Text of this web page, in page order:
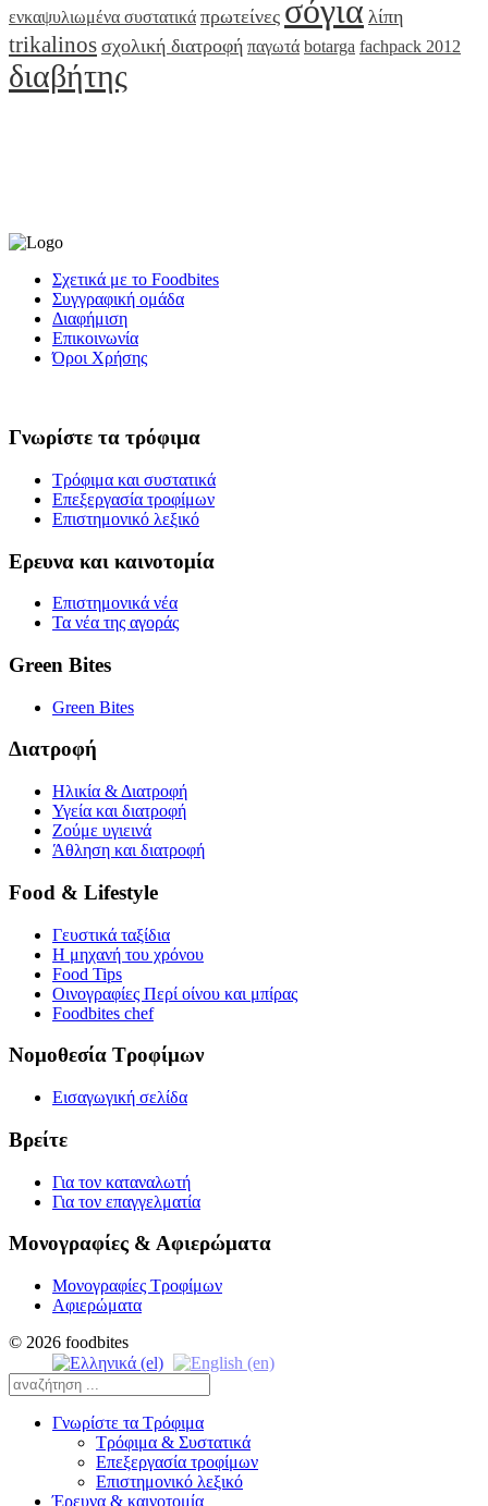
ενκαψυλιωμένα συστατικά πρωτείνες σόγια λίπη
trikalinos σχολική διατροφή παγωτά botarga fachpack 2012
διαβήτης
Σχετικά με το Foodbites
Συγγραφική ομάδα
Διαφήμιση
Επικοινωνία
Όροι Χρήσης
Γνωρίστε τα τρόφιμα
Τρόφιμα και συστατικά
Επεξεργασία τροφίμων
Επιστημονικό λεξικό
Ερευνα και καινοτομία
Επιστημονικά νέα
Τα νέα της αγοράς
Green Bites
Green Bites
Διατροφή
Ηλικία & Διατροφή
Υγεία και διατροφή
Ζούμε υγιεινά
Άθληση και διατροφή
Food & Lifestyle
Γευστικά ταξίδια
Η μηχανή του χρόνου
Food Tips
Οινογραφίες Περί οίνου και μπίρας
Foodbites chef
Νομοθεσία Τροφίμων
Εισαγωγική σελίδα
Βρείτε
Για τον καταναλωτή
Για τον επαγγελματία
Μονογραφίες & Αφιερώματα
Μονογραφίες Τροφίμων
Αφιερώματα
© 2026 foodbites
Γνωρίστε τα Τρόφιμα
Τρόφιμα & Συστατικά
Επεξεργασία τροφίμων
Επιστημονικό λεξικό
Έρευνα & καινοτομία